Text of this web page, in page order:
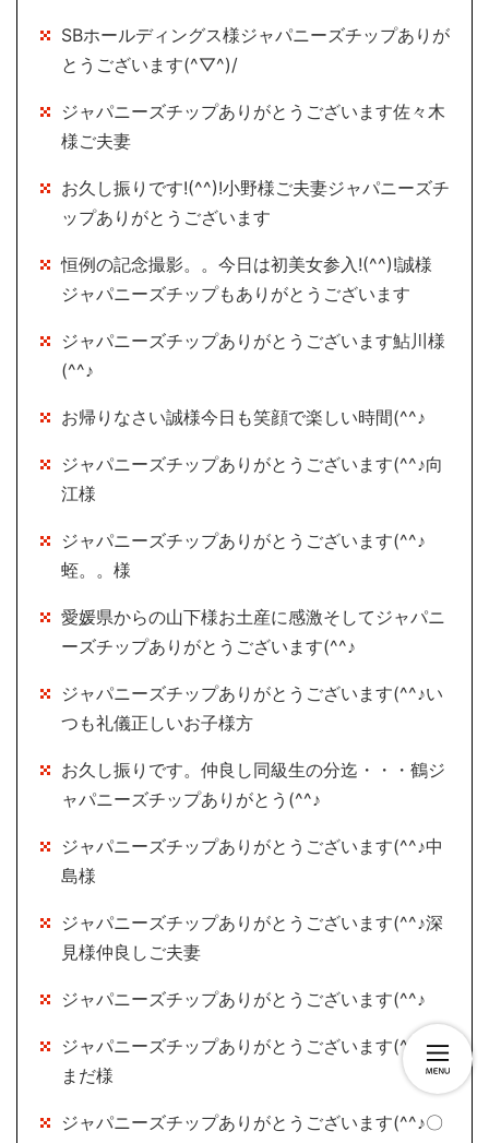
SBホールディングス様ジャパニーズチップありが
とうございます(^▽^)/
ジャパニーズチップありがとうございます佐々木
様ご夫妻
お久し振りです!(^^)!小野様ご夫妻ジャパニーズチ
ップありがとうございます
恒例の記念撮影。。今日は初美女参入!(^^)!誠様
ジャパニーズチップもありがとうございます
ジャパニーズチップありがとうございます鮎川様
(^^♪
お帰りなさい誠様今日も笑顔で楽しい時間(^^♪
ジャパニーズチップありがとうございます(^^♪向
江様
ジャパニーズチップありがとうございます(^^♪
蛭。。様
愛媛県からの山下様お土産に感激そしてジャパニ
ーズチップありがとうございます(^^♪
ジャパニーズチップありがとうございます(^^♪い
つも礼儀正しいお子様方
お久し振りです。仲良し同級生の分迄・・・鶴ジ
ャパニーズチップありがとう(^^♪
ジャパニーズチップありがとうございます(^^♪中
島様
ジャパニーズチップありがとうございます(^^♪深
見様仲良しご夫妻
ジャパニーズチップありがとうございます(^^♪
ジャパニーズチップありがとうございます(^^♪は
まだ様
ジャパニーズチップありがとうございます(^^♪〇